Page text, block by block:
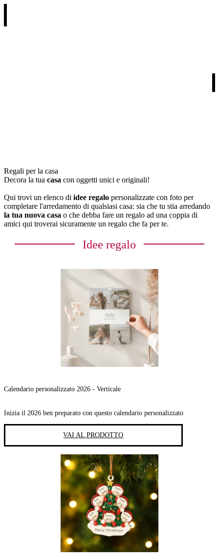
Regali per la casa
Decora la tua casa con oggetti unici e originali!
Qui trovi un elenco di idee regalo personalizzate con foto per
completare l'arredamento di qualsiasi casa: sia che tu stia arredando
la tua nuova casa o che debba fare un regalo ad una coppia di
amici qui troverai sicuramente un regalo che fa per te.
Idee regalo
Calendario personalizzato 2026 - Verticale
Inizia il 2026 ben preparato con questo calendario personalizzato
VAI AL PRODOTTO